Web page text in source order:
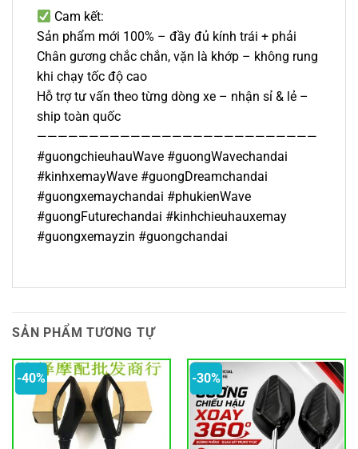
Cam kết:
Sản phẩm mới 100% – đầy đủ kính trái + phải
Chân gương chắc chắn, vặn là khớp – không rung
khi chạy tốc độ cao
Hỗ trợ tư vấn theo từng dòng xe – nhận sỉ & lẻ –
ship toàn quốc
———————————————————————————
#guongchieuhauWave #guongWavechandai
#kinhxemayWave #guongDreamchandai
#guongxemaychandai #phukienWave
#guongFuturechandai #kinhchieuhauxemay
#guongxemayzin #guongchandai
SẢN PHẨM TƯƠNG TỰ
-40% -30%